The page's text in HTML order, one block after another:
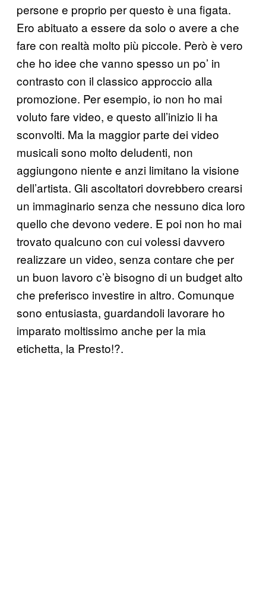
persone e proprio per questo è una figata.
Ero abituato a essere da solo o avere a che
fare con realtà molto più piccole. Però è vero
che ho idee che vanno spesso un po’ in
contrasto con il classico approccio alla
promozione. Per esempio, io non ho mai
voluto fare video, e questo all’inizio li ha
sconvolti. Ma la maggior parte dei video
musicali sono molto deludenti, non
aggiungono niente e anzi limitano la visione
dell’artista. Gli ascoltatori dovrebbero crearsi
un immaginario senza che nessuno dica loro
quello che devono vedere. E poi non ho mai
trovato qualcuno con cui volessi davvero
realizzare un video, senza contare che per
un buon lavoro c’è bisogno di un budget alto
che preferisco investire in altro. Comunque
sono entusiasta, guardandoli lavorare ho
imparato moltissimo anche per la mia
etichetta, la Presto!?.